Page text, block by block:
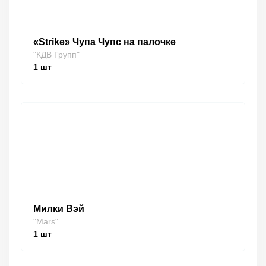
«Strike» Чупа Чупс на палочке
"КДВ Групп"
1 шт
Милки Вэй
"Mars"
1 шт